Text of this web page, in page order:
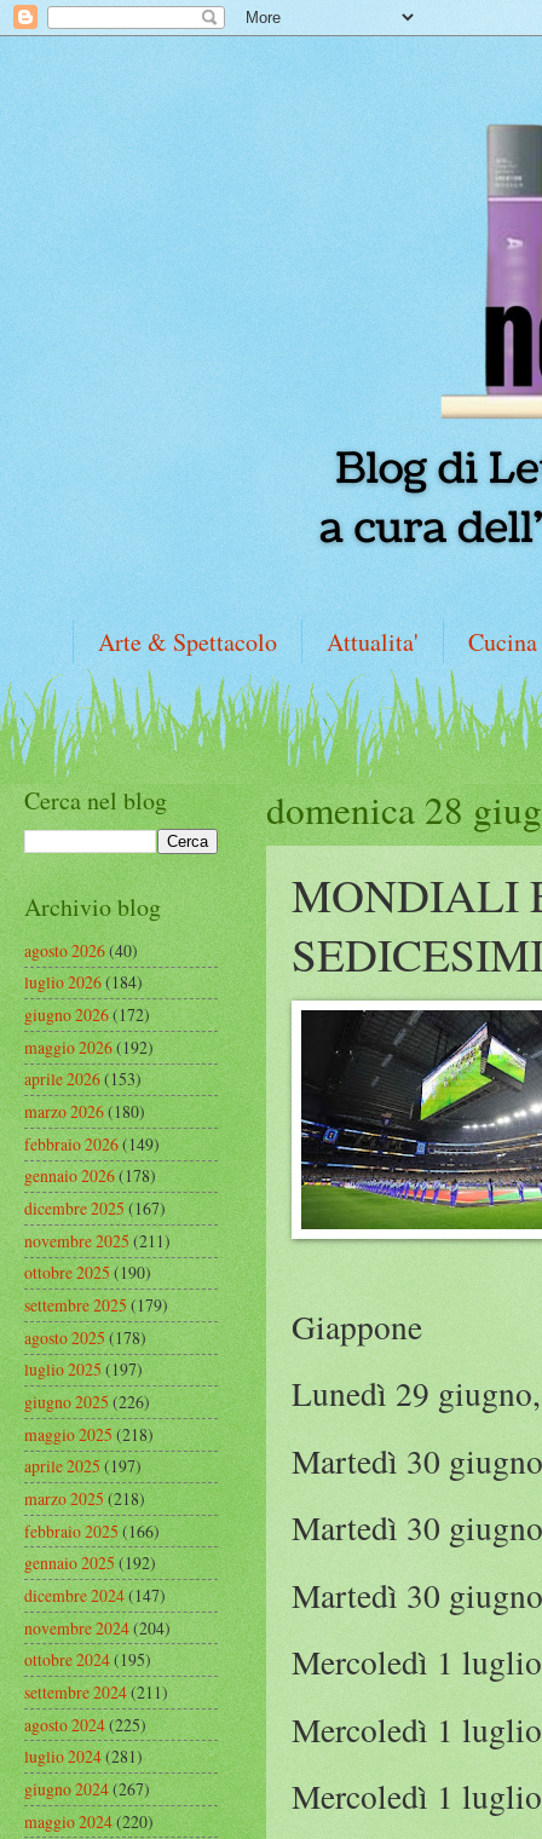
Arte & Spettacolo Attualita' Cucina
domenica 28
MONDIALI
Giappone
Lunedì 29
Martedì 30
Martedì 30
Martedì 30
Mercoledì 1
Mercoledì 1
Mercoledì 1
Cerca nel blog
Archivio blog
agosto 2026(40)
luglio 2026(184)
giugno 2026(172)
maggio 2026(192)
aprile 2026(153)
marzo 2026(180)
febbraio 2026(149)
gennaio 2026(178)
dicembre 2025(167)
novembre 2025(211)
ottobre 2025(190)
settembre 2025(179)
agosto 2025(178)
luglio 2025(197)
giugno 2025(226)
maggio 2025(218)
aprile 2025(197)
marzo 2025(218)
febbraio 2025(166)
gennaio 2025(192)
dicembre 2024(147)
novembre 2024(204)
ottobre 2024(195)
settembre 2024(211)
agosto 2024(225)
luglio 2024(281)
giugno 2024(267)
maggio 2024(220)